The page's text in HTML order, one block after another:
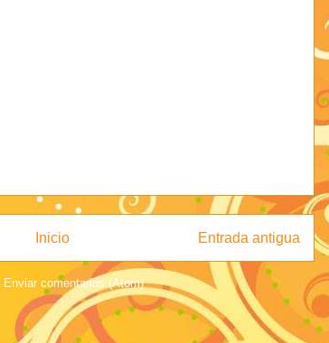
Entrada antigua
Inicio
Enviar comentarios (Atom)